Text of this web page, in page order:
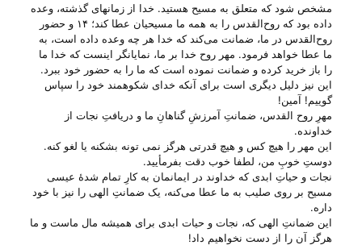
مشخص شود که متعلق به مسیح هستید. خدا از زمانهای گذشته، وعده
داده بود که روح‌القدس را به همه ما مسیحیان عطا کند؛ ۱۴ و حضور
روح‌القدس در ما، ضمانت می‌کند که خدا هر چه وعده داده است، به
ما عطا خواهد فرمود. مهر روح خدا بر ما، نمایانگر اینست که خدا ما
را باز خرید کرده و ضمانت نموده است که ما را به حضور خود ببرد.
این نیز دلیل دیگری است برای آنکه خدای شکوهمند خود را سپاس
گوییم! آمین!
مهرِ روح القدس، ضمانتِ آمرزشِ گناهانِ ما و دریافتِ نجات از
خداونده.
این مهر را هیچ کس و هیچ قدرتی هرگز نمی تونه بشکنه یا لغو کنه.
دوستِ خوبِ من، لطفا خوب دقت بفرمأیید.
نجات و حیاتِ ابدی که خداوند در ایمانمان به کارِ تمام شدهٔ عیسی
مسیح بر روی صلیب به ما عطا می‌‌کنه، یک ضمانتِ الهی را نیز با خود
داره.
این ضمانتِ الهی که، نجات و حیات ابدی برای همیشه مال ماست و ما
هرگز آن را از دست نخواهیم داد!